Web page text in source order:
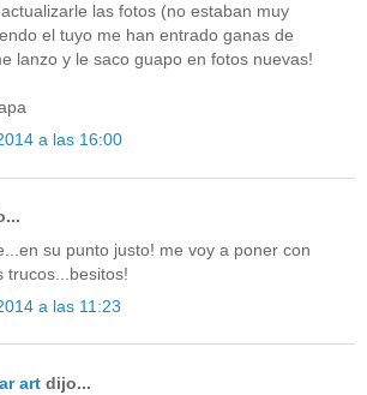
las fotos (no estaban muy
el tuyo me han entrado ganas de
lanzo y le saco guapo en fotos nuevas!
a las 16:00
su punto justo! me voy a poner con
trucos...besitos!
a las 11:23
art dijo...